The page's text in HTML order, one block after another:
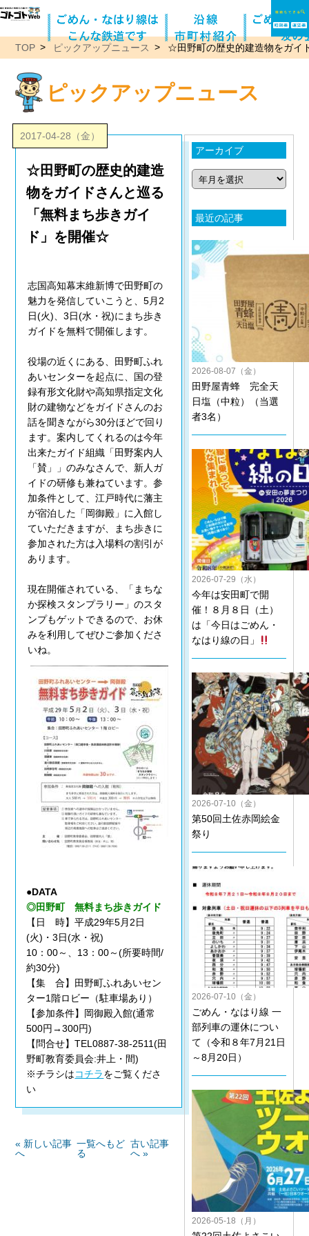
TOP ピックアップニュース ☆田野町の歴史的建造物をガイ
ピックアップニュース
2017-04-28（金）
☆田野町の歴史的建造
物をガイドさんと巡る
「無料まち歩きガイ
ド」を開催☆
志国高知幕末維新博で田野町の
魅力を発信していこうと、5月2
日(火)、3日(水・祝)にまち歩き
ガイドを無料で開催します。
役場の近くにある、田野町ふれ
あいセンターを起点に、国の登
録有形文化財や高知県指定文化
財の建物などをガイドさんのお
話を聞きながら30分ほどで回り
ます。案内してくれるのは今年
出来たガイド組織「田野案内人
「賛」」のみなさんで、新人ガ
イドの研修も兼ねています。参
加条件として、江戸時代に藩主
が宿泊した「岡御殿」に入館し
ていただきますが、まち歩きに
参加された方は入場料の割引が
あります。
現在開催されている、「まちな
か探検スタンプラリー」のスタ
ンプもゲットできるので、お休
みを利用してぜひご参加くださ
いね。
●DATA
◎田野町 無料まち歩きガイド
【日 時】平成29年5月2日
(火)・3日(水・祝)
10：00～、13：00～(所要時間/
約30分)
【集 合】田野町ふれあいセン
ター1階ロビー（駐車場あり）
【参加条件】岡御殿入館(通常
500円→300円)
【問合せ】TEL0887-38-2511(田
野町教育委員会:井上・間)
※チラシはコチラをご覧くださ
い
« 新しい記事
へ
一覧へもど
る
古い記事
へ »
アーカイブ
最近の記事
2026-08-07（金）
田野屋青蜂 完全天
日塩（中粒）（当選
者3名）
2026-07-29（水）
今年は安田町で開
催！８月８日（土）
は「今日はごめん・
なはり線の日」
2026-07-10（金）
第50回土佐赤岡絵金
祭り
2026-07-10（金）
ごめん・なはり線 一
部列車の運休につい
て（令和８年7月21日
～8月20日）
2026-05-18（月）